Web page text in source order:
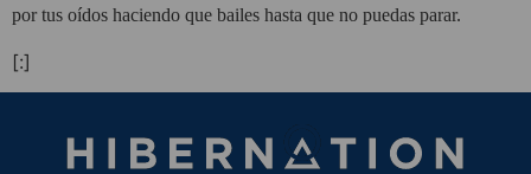
por tus oídos haciendo que bailes hasta que no puedas parar.
[:]